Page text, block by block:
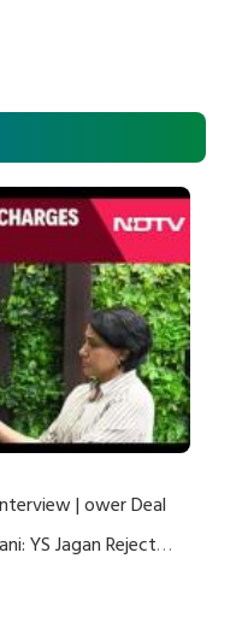
| ower Deal
YS Jagan Rejects